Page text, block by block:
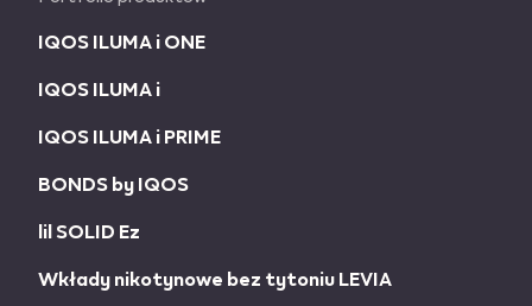
IQOS ILUMA i ONE
IQOS ILUMA i
IQOS ILUMA i PRIME
BONDS by IQOS
lil SOLID Ez
Wkłady nikotynowe bez tytoniu LEVIA